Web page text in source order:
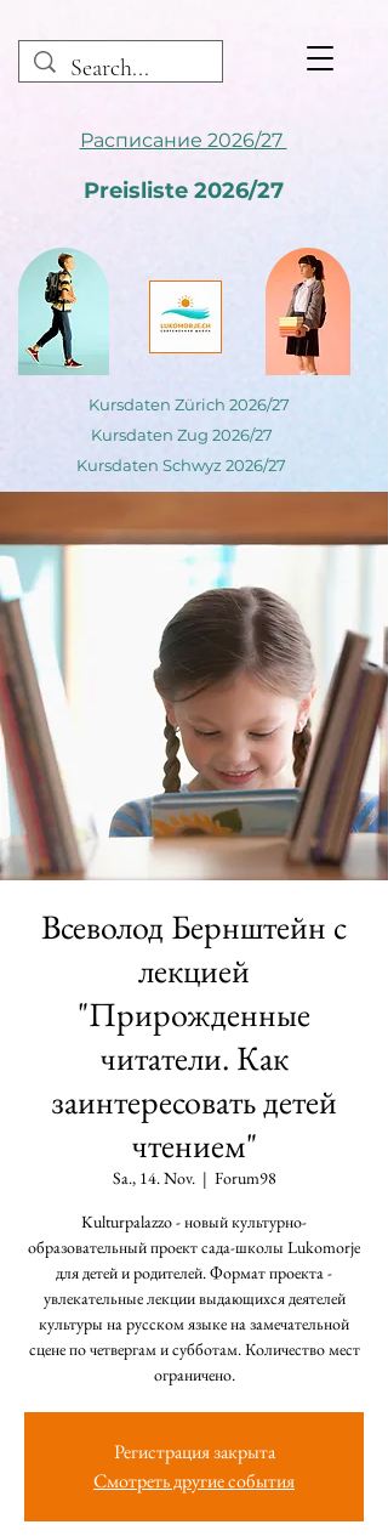
Расписание 2026/27
Preisliste 2026/27
Kursdaten Zürich 2026/27
Kursdaten Zug 2026/27
Kursdaten Schwyz 2026/27
Всеволод Бернштейн с
лекцией
"Прирожденные
читатели. Как
заинтересовать детей
чтением"
Sa., 14. Nov.
  |
Forum98
Kulturpalazzo - новый культурно-
образовательный проект сада-школы Lukomorje
для детей и родителей. Формат проекта -
увлекательные лекции выдающихся деятелей
культуры на русском языке на замечательной
сцене по четвергам и субботам. Количество мест
ограничено.
Регистрация закрыта
Смотреть другие события